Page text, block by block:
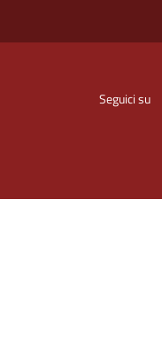
Seguici su